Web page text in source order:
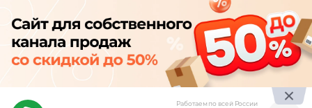
Работаем по всей России